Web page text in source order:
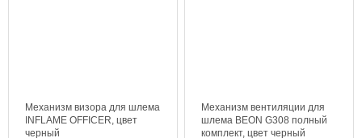
Механизм визора для шлема
INFLAME OFFICER, цвет
черный
Механизм вентиляции для
шлема BEON G308 полный
комплект, цвет черный